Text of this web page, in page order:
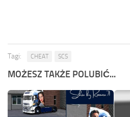
Tagi: CHEAT SCS
MOŻESZ TAKŻE POLUBIĆ...